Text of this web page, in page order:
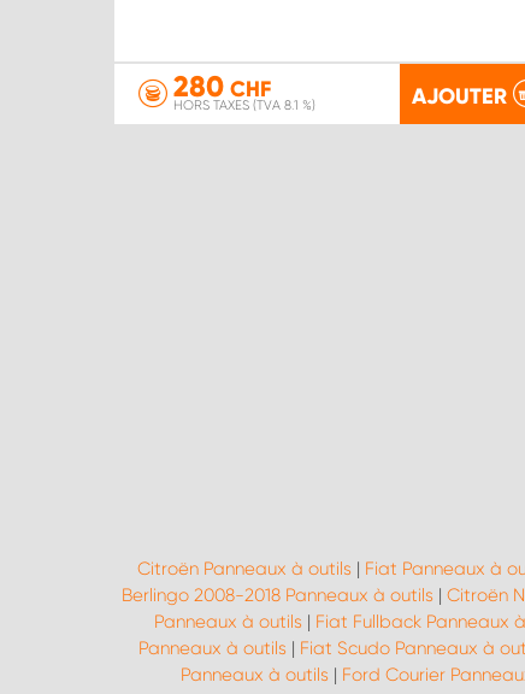
280 CHF
HORS TAXES (TVA 8.1 %) AJOUTER
Citroën Panneaux à outils | Fiat Panneaux à
Berlingo 2008-2018 Panneaux à outils | Citroën
Panneaux à outils | Fiat Fullback Panneaux
Panneaux à outils | Fiat Scudo Panneaux à
Panneaux à outils | Ford Courier